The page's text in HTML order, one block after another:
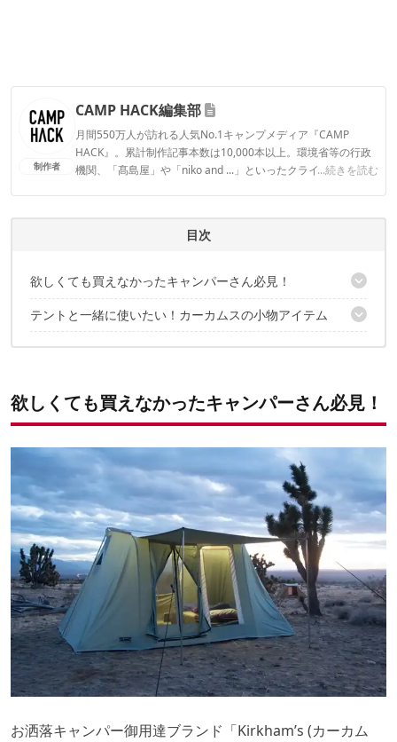
制作者
CAMP HACK編集部
月間550万人が訪れる人気No.1キャンプメディア『CAMP
HACK』。累計制作記事本数は10,000本以上。環境省等の行政
機関、「髙島屋」や「niko and ...」といったクライアントとの
...続きを読む
CAMP HACK編集部のプロフィール
目次
欲しくても買えなかったキャンパーさん必見！
秋からスタート「ハイラインシリーズ」
テントと一緒に使いたい！カーカムスの小物アイテム
欲しくても買えなかったキャンパーさん必見！
お洒落キャンパー御用達ブランド「Kirkham’s (カーカム